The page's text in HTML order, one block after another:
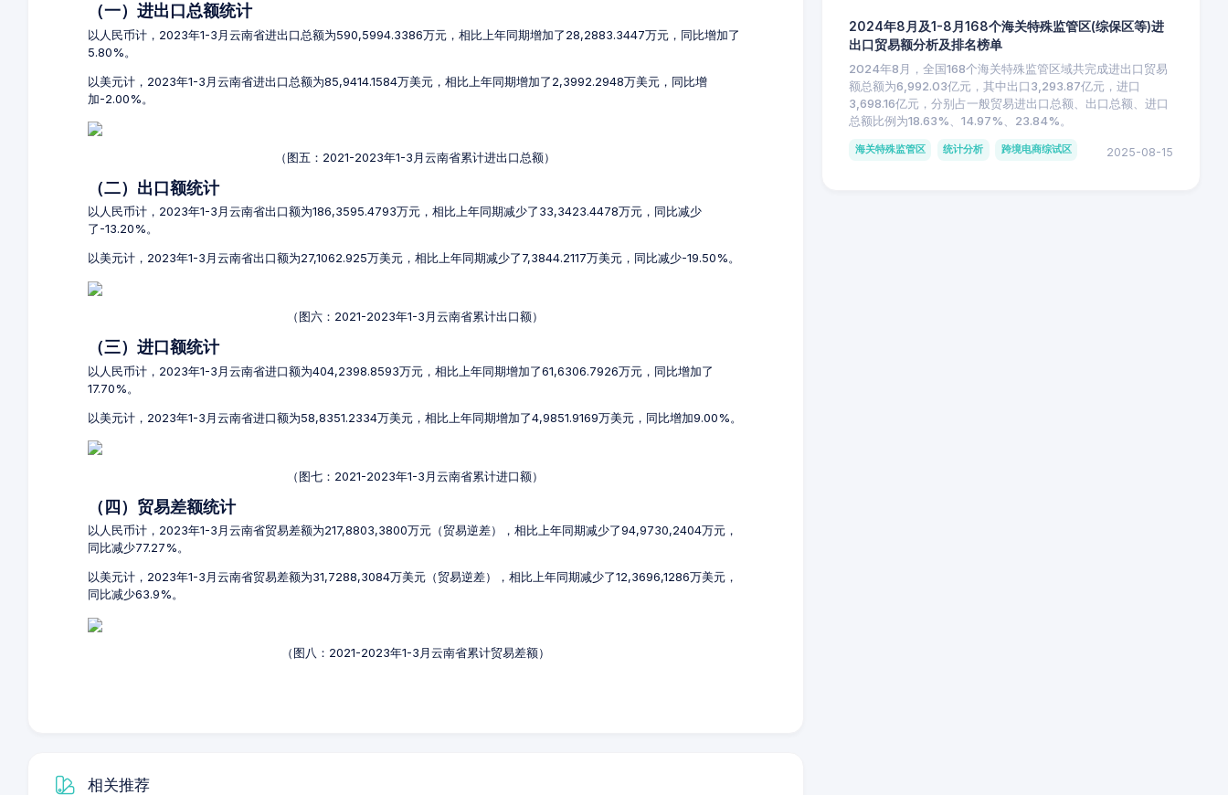
（一）进出口总额统计
以人民币计，2023年1-3月云南省进出口总额为590,5994.3386万元，相比上年同期增加了28,2883.3447万元，同比增加了
5.80%。
以美元计，2023年1-3月云南省进出口总额为85,9414.1584万美元，相比上年同期增加了2,3992.2948万美元，同比增
加-2.00%。
（图五：2021-2023年1-3月云南省累计进出口总额）
（二）出口额统计
以人民币计，2023年1-3月云南省出口额为186,3595.4793万元，相比上年同期减少了33,3423.4478万元，同比减少
了-13.20%。
以美元计，2023年1-3月云南省出口额为27,1062.925万美元，相比上年同期减少了7,3844.2117万美元，同比减少-19.50%。
（图六：2021-2023年1-3月云南省累计出口额）
（三）进口额统计
以人民币计，2023年1-3月云南省进口额为404,2398.8593万元，相比上年同期增加了61,6306.7926万元，同比增加了
17.70%。
以美元计，2023年1-3月云南省进口额为58,8351.2334万美元，相比上年同期增加了4,9851.9169万美元，同比增加9.00%。
（图七：2021-2023年1-3月云南省累计进口额）
（四）贸易差额统计
以人民币计，2023年1-3月云南省贸易差额为217,8803,3800万元（贸易逆差），相比上年同期减少了94,9730,2404万元，
同比减少77.27%。
以美元计，2023年1-3月云南省贸易差额为31,7288,3084万美元（贸易逆差），相比上年同期减少了12,3696,1286万美元，
同比减少63.9%。
（图八：2021-2023年1-3月云南省累计贸易差额）
相关推荐
2024年8月及1-8月168个海关特殊监管区(综保区等)进
出口贸易额分析及排名榜单
2024年8月，全国168个海关特殊监管区域共完成进出口贸易
额总额为6,992.03亿元，其中出口3,293.87亿元，进口
3,698.16亿元，分别占一般贸易进出口总额、出口总额、进口
总额比例为18.63%、14.97%、23.84%。
海关特殊监管区 统计分析 跨境电商综试区 2025-08-15